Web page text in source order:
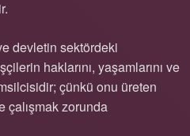
devletin sektördeki
haklarını, yaşamlarını ve
çünkü onu üreten
çalışmak zorunda